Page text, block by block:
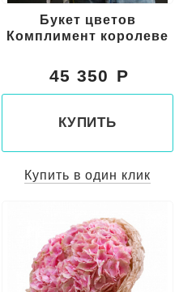
Букет цветов
Комплимент королеве
45 350
КУПИТЬ
Купить в один клик